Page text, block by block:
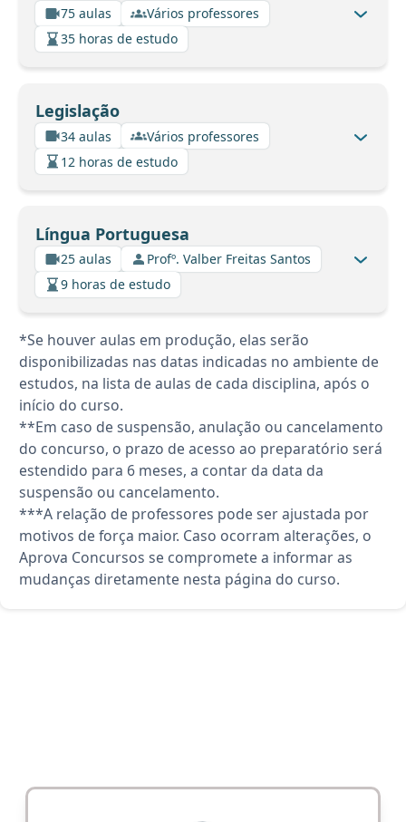
75 aulas
Vários professores
35 horas de estudo
Legislação
34 aulas
Vários professores
12 horas de estudo
Língua Portuguesa
25 aulas
Profº. Valber Freitas Santos
9 horas de estudo
*Se houver aulas em produção, elas serão
disponibilizadas nas datas indicadas no ambiente de
estudos, na lista de aulas de cada disciplina, após o
início do curso.
**Em caso de suspensão, anulação ou cancelamento
do concurso, o prazo de acesso ao preparatório será
estendido para 6 meses, a contar da data da
suspensão ou cancelamento.
***A relação de professores pode ser ajustada por
motivos de força maior. Caso ocorram alterações, o
Aprova Concursos se compromete a informar as
mudanças diretamente nesta página do curso.